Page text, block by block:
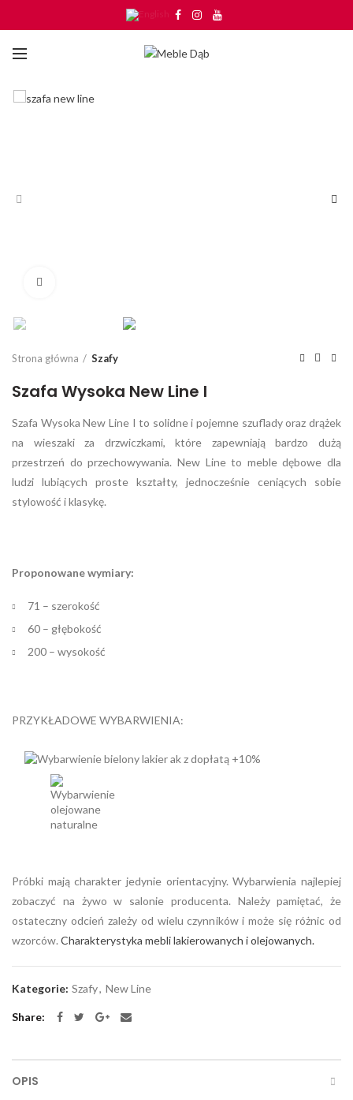
Strona główna Szafy
Szafa Wysoka New Line I
Szafa Wysoka New Line I to solidne i pojemne szuflady oraz drążek
na wieszaki za drzwiczkami, które zapewniają bardzo dużą
przestrzeń do przechowywania. New Line to meble dębowe dla
ludzi lubiących proste kształty, jednocześnie ceniących sobie
stylowość i klasykę.
Proponowane wymiary:
71 – szerokość
60 – głębokość
200 – wysokość
PRZYKŁADOWE WYBARWIENIA:
Próbki mają charakter jedynie orientacyjny. Wybarwienia najlepiej
zobaczyć na żywo w salonie producenta. Należy pamiętać, że
ostateczny odcień zależy od wielu czynników i może się różnic od
wzorców. Charakterystyka mebli lakierowanych i olejowanych.
Kategorie: Szafy, New Line
Share
OPIS